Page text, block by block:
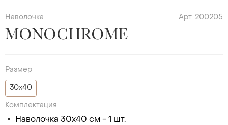
Наволочка Арт. 200205
MONOCHROME
Размер
30х40
Комплектация
Наволочка 30х40 см - 1 шт.